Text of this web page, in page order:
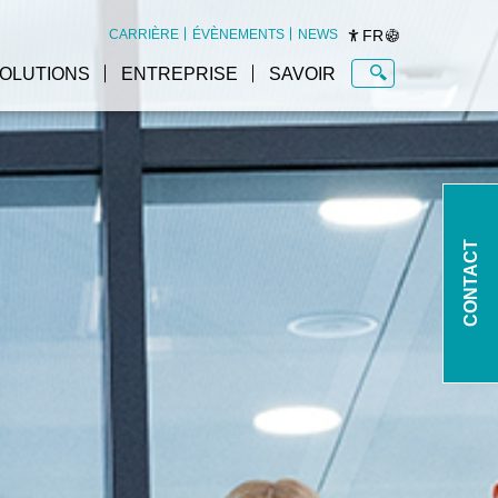
CARRIÈRE ÉVÈNEMENTS NEWS FR
ENTREPRISE SAVOIR
CONTACT